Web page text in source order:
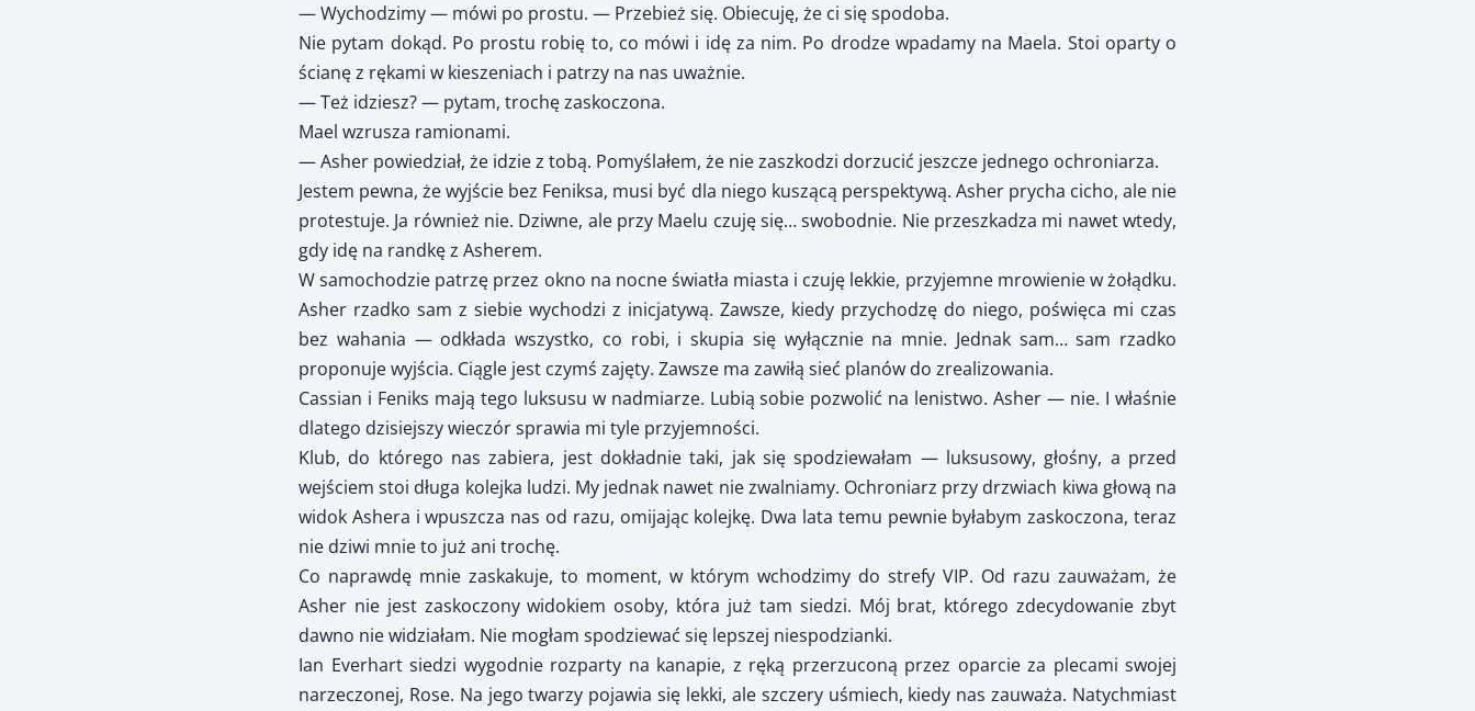
— Wychodzimy — mówi po prostu. — Przebież się. Obiecuję, że ci się spodoba.
Nie pytam dokąd. Po prostu robię to, co mówi i idę za nim. Po drodze wpadamy na Maela. Stoi oparty o
ścianę z rękami w kieszeniach i patrzy na nas uważnie.
— Też idziesz? — pytam, trochę zaskoczona.
Mael wzrusza ramionami.
— Asher powiedział, że idzie z tobą. Pomyślałem, że nie zaszkodzi dorzucić jeszcze jednego ochroniarza.
Jestem pewna, że wyjście bez Feniksa, musi być dla niego kuszącą perspektywą. Asher prycha cicho, ale nie
protestuje. Ja również nie. Dziwne, ale przy Maelu czuję się… swobodnie. Nie przeszkadza mi nawet wtedy,
gdy idę na randkę z Asherem.
W samochodzie patrzę przez okno na nocne światła miasta i czuję lekkie, przyjemne mrowienie w żołądku.
Asher rzadko sam z siebie wychodzi z inicjatywą. Zawsze, kiedy przychodzę do niego, poświęca mi czas
bez wahania — odkłada wszystko, co robi, i skupia się wyłącznie na mnie. Jednak sam… sam rzadko
proponuje wyjścia. Ciągle jest czymś zajęty. Zawsze ma zawiłą sieć planów do zrealizowania.
Cassian i Feniks mają tego luksusu w nadmiarze. Lubią sobie pozwolić na lenistwo. Asher — nie. I właśnie
dlatego dzisiejszy wieczór sprawia mi tyle przyjemności.
Klub, do którego nas zabiera, jest dokładnie taki, jak się spodziewałam — luksusowy, głośny, a przed
wejściem stoi długa kolejka ludzi. My jednak nawet nie zwalniamy. Ochroniarz przy drzwiach kiwa głową na
widok Ashera i wpuszcza nas od razu, omijając kolejkę. Dwa lata temu pewnie byłabym zaskoczona, teraz
nie dziwi mnie to już ani trochę.
Co naprawdę mnie zaskakuje, to moment, w którym wchodzimy do strefy VIP. Od razu zauważam, że
Asher nie jest zaskoczony widokiem osoby, która już tam siedzi. Mój brat, którego zdecydowanie zbyt
dawno nie widziałam. Nie mogłam spodziewać się lepszej niespodzianki.
Ian Everhart siedzi wygodnie rozparty na kanapie, z ręką przerzuconą przez oparcie za plecami swojej
narzeczonej, Rose. Na jego twarzy pojawia się lekki, ale szczery uśmiech, kiedy nas zauważa. Natychmiast